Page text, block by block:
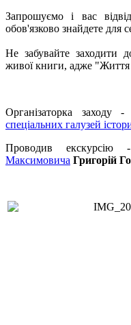
Запрошуємо і вас
обов'язково знайдете для
Не забувайте заходити
живої книги, адже "Життя
Організаторка заходу
спеціальних галузей
Проводив
Максимовича Григорій